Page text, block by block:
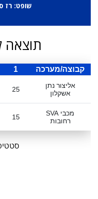
שופט: רז
תוצאה
קבוצה/מערכה 1
אליצור נתן
אשקלון
25
מכבי SVA
רחובות
15